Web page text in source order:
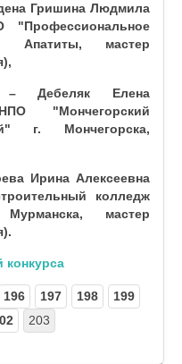
Гришина Людмила
мастер
Дебеляк Елена
"Мончегорский
г. Мончегорска,
Ирина Алексеевна
колледж
мастер
конкурса
196 197 198
199
203